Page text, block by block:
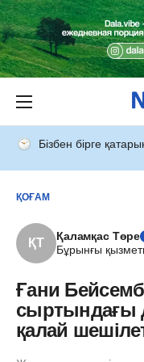
Бізбен бірге
ҚОҒАМ
ҚТ
Қаламқас Төре
Бұрынғы
Ғани
сыртындағы
қалай